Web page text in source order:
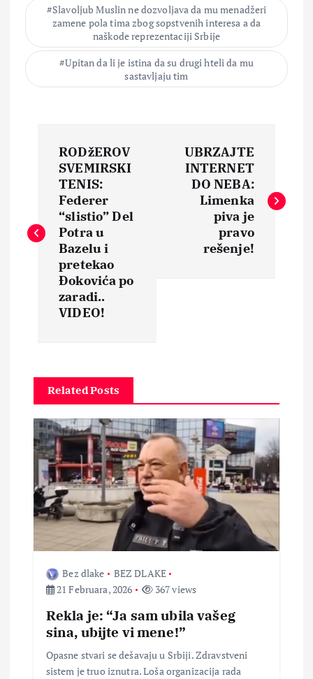
Slavoljub Muslin ne dozvoljava da mu menadžeri
zamene pola tima zbog sopstvenih interesa a da
naškode reprezentaciji Srbije
Upitan da li je istina da su drugi hteli da mu
sastavljaju tim
i
a
č
a
RODžEROV
SVEMIRSKI
TENIS:
Federer
“slistio” Del
Potra u
Bazelu i
pretekao
Đokovića po
zaradi..
VIDEO!
UBRZAJTE
INTERNET
DO NEBA:
Limenka
piva je
pravo
rešenje!
Related Posts
Bez dlake
BEZ DLAKE
21 Februara, 2026
367 views
Rekla je: “Ja sam ubila vašeg
sina, ubijte vi mene!”
Opasne stvari se dešavaju u Srbiji. Zdravstveni
sistem je truo iznutra. Loša organizacija rada